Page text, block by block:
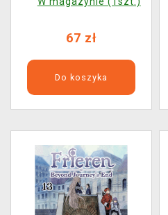
1989) (uszkodzone
67 zł
Do koszyka